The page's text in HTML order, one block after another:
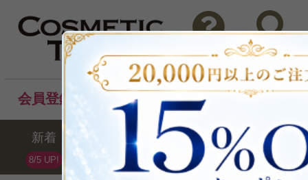
問い合わせ 検索
会員登録後のお買い物でポイントプレゼント！
新着
8/5 UP!
セール ランキング ブ